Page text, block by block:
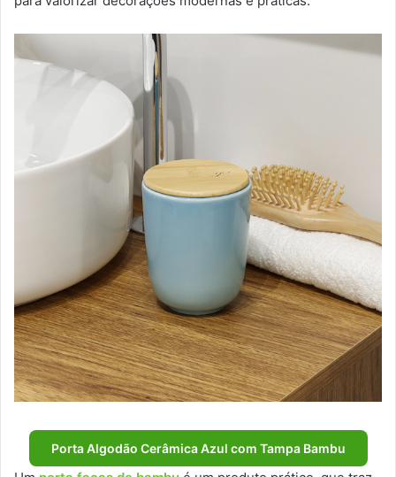
Porta Algodão Cerâmica Azul com Tampa Bambu